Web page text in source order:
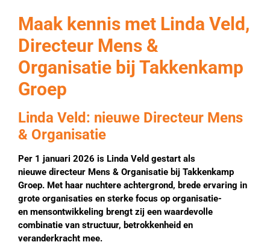
Maak kennis met Linda Veld,
Directeur Mens &
Organisatie bij Takkenkamp
Groep
Linda Veld: nieuwe Directeur Mens
& Organisatie
Per 1 januari 2026 is Linda Veld gestart als
nieuwe directeur Mens & Organisatie bij Takkenkamp
Groep. Met haar nuchtere achtergrond, brede ervaring in
grote organisaties en sterke focus op organisatie-
en mensontwikkeling brengt zij een waardevolle
combinatie van structuur, betrokkenheid en
veranderkracht mee.